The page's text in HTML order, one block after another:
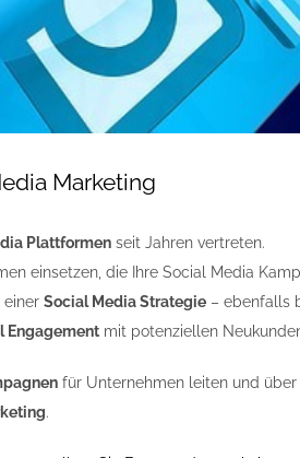
Marketing
Plattformen seit Jahren vertreten.
einsetzen, die Ihre Social Media
einer Social Media Strategie – ebenfalls
Engagement mit potenziellen
für Unternehmen leiten und
.